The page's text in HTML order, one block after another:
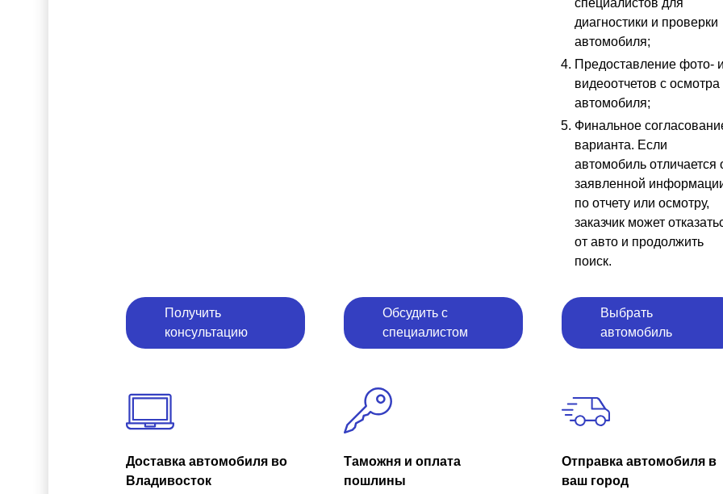
Получить
консультацию
Обсудить с
специалистом
специалистов для
диагностики и проверки
автомобиля;
Предоставление фото- и
видеоотчетов с осмотра
автомобиля;
Финальное
варианта. Если
автомобиль отличается
заявленной
по отчету или осмотру,
заказчик может
от авто и продолжить
поиск.
Выбрать
автомобиль
Доставка автомобиля во
Владивосток
Таможня и оплата
пошлины
Отправка автомобиля в
ваш город